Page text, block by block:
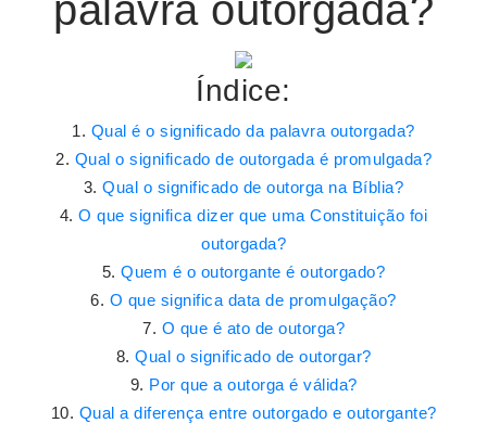
palavra outorgada?
Índice:
Qual é o significado da palavra outorgada?
Qual o significado de outorgada é promulgada?
Qual o significado de outorga na Bíblia?
O que significa dizer que uma Constituição foi
outorgada?
Quem é o outorgante é outorgado?
O que significa data de promulgação?
O que é ato de outorga?
Qual o significado de outorgar?
Por que a outorga é válida?
Qual a diferença entre outorgado e outorgante?